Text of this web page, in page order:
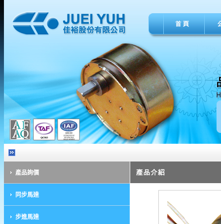
產品詢價
同步馬達
步進馬達